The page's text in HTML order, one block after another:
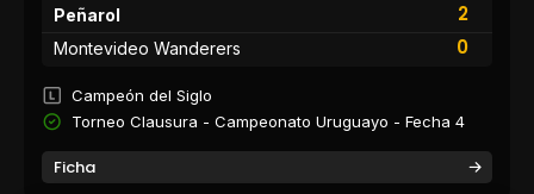
Peñarol
2
0
Montevideo Wanderers
Campeón del Siglo
Torneo Clausura - Campeonato Uruguayo - Fecha 4
Ficha